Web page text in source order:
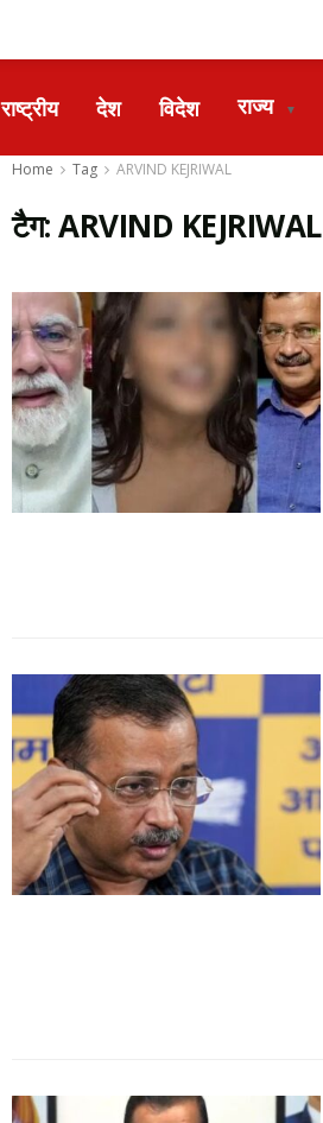
राष्ट्रीय देश विदेश राज्य ▼
Home Tag ARVIND KEJRIWAL
टैग:ARVIND KEJRIWAL